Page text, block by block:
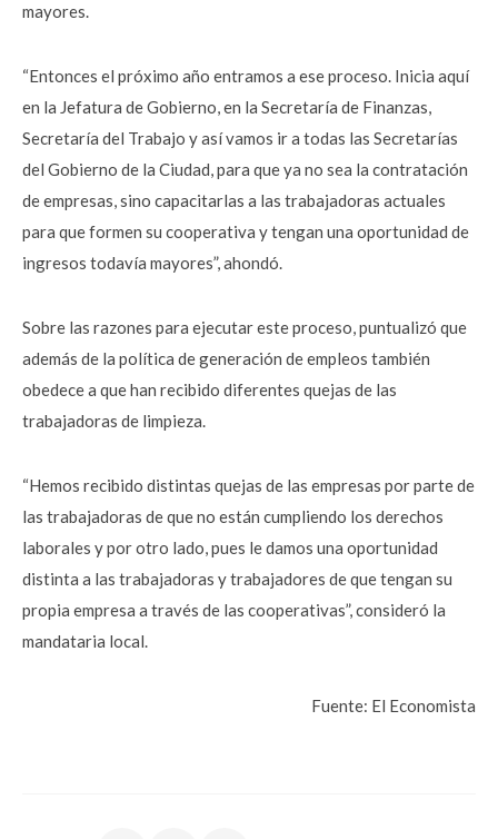
mayores.
“Entonces el próximo año entramos a ese proceso. Inicia aquí
en la Jefatura de Gobierno, en la Secretaría de Finanzas,
Secretaría del Trabajo y así vamos ir a todas las Secretarías
del Gobierno de la Ciudad, para que ya no sea la contratación
de empresas, sino capacitarlas a las trabajadoras actuales
para que formen su cooperativa y tengan una oportunidad de
ingresos todavía mayores”, ahondó.
Sobre las razones para ejecutar este proceso, puntualizó que
además de la política de generación de empleos también
obedece a que han recibido diferentes quejas de las
trabajadoras de limpieza.
“Hemos recibido distintas quejas de las empresas por parte de
las trabajadoras de que no están cumpliendo los derechos
laborales y por otro lado, pues le damos una oportunidad
distinta a las trabajadoras y trabajadores de que tengan su
propia empresa a través de las cooperativas”, consideró la
mandataria local.
Fuente: El Economista